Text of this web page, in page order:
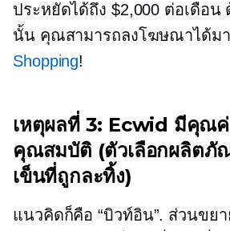
ประหยัดได้ถึง $2,000 ต่อเดือน
นั้น คุณสามารถลงโฆษณาได้ม
Shopping!
เหตุผลที่ 3: Ecwid มีคุณ
คุณสมบัติ (ตัวเลือกผลิตภั
เข็นที่ถูกละทิ้ง)
แนวคิดก็คือ“บิวท์อิน”. ส่วนขย